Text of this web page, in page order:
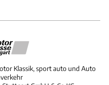
Klassik, sport auto und Auto